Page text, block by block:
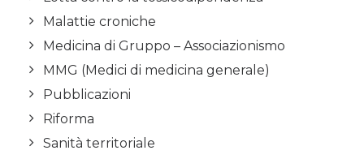
Malattie croniche
Medicina di Gruppo – Associazionismo
MMG (Medici di medicina generale)
Pubblicazioni
Riforma
Sanità territoriale